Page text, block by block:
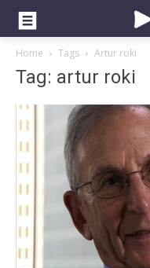
Home Tags Artur roki
Tag: artur roki